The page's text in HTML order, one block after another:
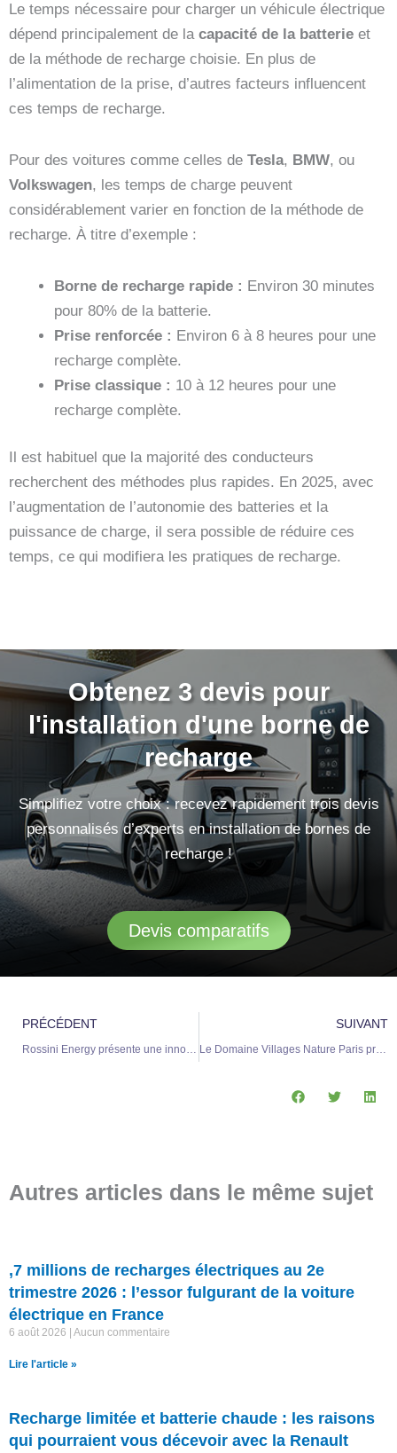
Le temps nécessaire pour charger un véhicule électrique
dépend principalement de la capacité de la batterie et
de la méthode de recharge choisie. En plus de
l’alimentation de la prise, d’autres facteurs influencent
ces temps de recharge.
Pour des voitures comme celles de Tesla, BMW, ou
Volkswagen, les temps de charge peuvent
considérablement varier en fonction de la méthode de
recharge. À titre d’exemple :
Borne de recharge rapide : Environ 30 minutes
pour 80% de la batterie.
Prise renforcée : Environ 6 à 8 heures pour une
recharge complète.
Prise classique : 10 à 12 heures pour une
recharge complète.
Il est habituel que la majorité des conducteurs
recherchent des méthodes plus rapides. En 2025, avec
l’augmentation de l’autonomie des batteries et la
puissance de charge, il sera possible de réduire ces
temps, ce qui modifiera les pratiques de recharge.
Obtenez 3 devis pour
l'installation d'une borne de
recharge
Simplifiez votre choix : recevez rapidement trois devis
personnalisés d’experts en installation de bornes de
recharge !
Devis comparatifs
Précédent
PRÉCÉDENT SUIVANT
Le Domaine Villages Nature Paris présente son nouveau hameau de luxe
Autres articles dans le même sujet
,7 millions de recharges électriques au 2e
trimestre 2026 : l’essor fulgurant de la voiture
électrique en France
6 août 2026 Aucun commentaire
Lire l'article »
Recharge limitée et batterie chaude : les raisons
qui pourraient vous décevoir avec la Renault